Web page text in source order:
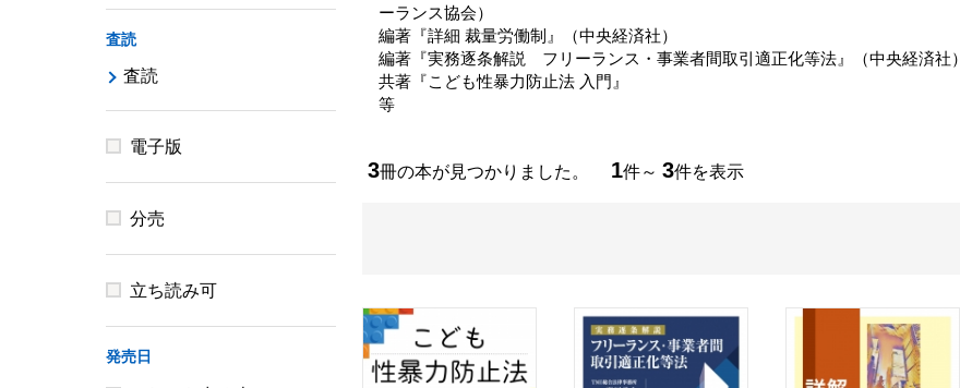
ーランス協会）
編著『詳細 裁量労働制』（中央経済社）
編著『実務逐条解説 フリーランス・事業者間取引適正化等法』（中央経済社）
共著『こども性暴力防止法 入門』
等
3冊の本が見つかりました。 1件～ 3件を表示
査読
査読
電子版
分売
立ち読み可
発売日